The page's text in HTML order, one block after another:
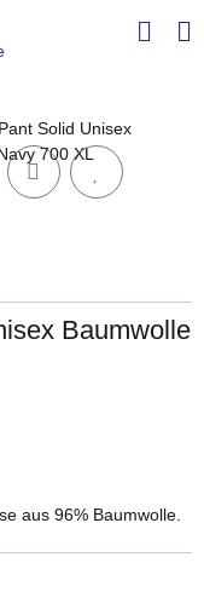
Baumwolle
aus 96% Baumwolle.